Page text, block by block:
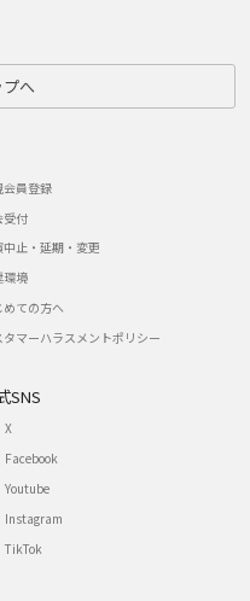
へ
会員登録
受付
中止・延期・変更
環境
めての方へ
タマーハラスメントポリシー
SNS
X
Facebook
Youtube
Instagram
TikTok